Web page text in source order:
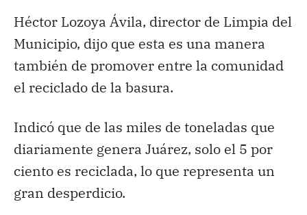
Héctor Lozoya Ávila, director de Limpia del
Municipio, dijo que esta es una manera
también de promover entre la comunidad
el reciclado de la basura.
Indicó que de las miles de toneladas que
diariamente genera Juárez, solo el 5 por
ciento es reciclada, lo que representa un
gran desperdicio.